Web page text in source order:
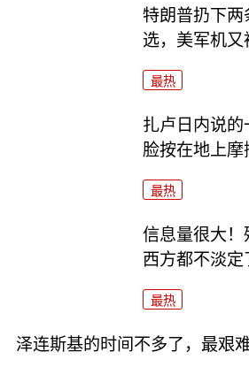
特朗普扔下
选，美军机又
最热
扎卢日内说
脸按在地上摩
最热
信息量很大
西方都不淡定
最热
泽连斯基的时间不多了，最艰